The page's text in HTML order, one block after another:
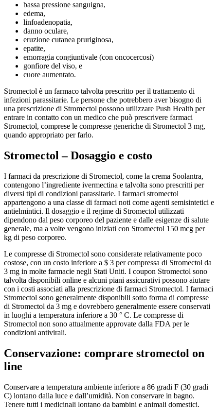
bassa pressione sanguigna,
edema,
linfoadenopatia,
danno oculare,
eruzione cutanea pruriginosa,
epatite,
emorragia congiuntivale (con oncocercosi)
gonfiore del viso, e
cuore aumentato.
Stromectol è un farmaco talvolta prescritto per il trattamento di
infezioni parassitarie. Le persone che potrebbero aver bisogno di
una prescrizione di Stromectol possono utilizzare Push Health per
entrare in contatto con un medico che può prescrivere farmaci
Stromectol, comprese le compresse generiche di Stromectol 3 mg,
quando appropriato per farlo.
Stromectol – Dosaggio e costo
I farmaci da prescrizione di Stromectol, come la crema Soolantra,
contengono l’ingrediente ivermectina e talvolta sono prescritti per
diversi tipi di condizioni parassitarie. I farmaci stromectol
appartengono a una classe di farmaci noti come agenti semisintetici e
antielmintici. Il dosaggio e il regime di Stromectol utilizzati
dipendono dal peso corporeo del paziente e dalle esigenze di salute
generale, ma a volte vengono iniziati con Stromectol 150 mcg per
kg di peso corporeo.
Le compresse di Stromectol sono considerate relativamente poco
costose, con un costo inferiore a $ 3 per compressa di Stromectol da
3 mg in molte farmacie negli Stati Uniti. I coupon Stromectol sono
talvolta disponibili online e alcuni piani assicurativi possono aiutare
con i costi associati alla prescrizione di farmaci Stromectol. I farmaci
Stromectol sono generalmente disponibili sotto forma di compresse
di Stromectol da 3 mg e dovrebbero generalmente essere conservati
in luoghi a temperatura inferiore a 30 ° C. Le compresse di
Stromectol non sono attualmente approvate dalla FDA per le
condizioni antivirali.
Conservazione: comprare stromectol on
line
Conservare a temperatura ambiente inferiore a 86 gradi F (30 gradi
C) lontano dalla luce e dall’umidità. Non conservare in bagno.
Tenere tutti i medicinali lontano da bambini e animali domestici.